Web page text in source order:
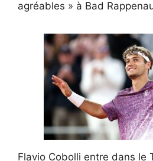
agréables » à Bad
Flavio Cobolli entre dans le